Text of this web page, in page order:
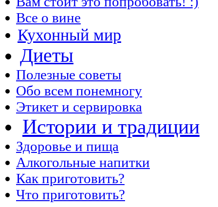
Все о вине
Кухонный мир
Диеты
Полезные советы
Обо всем понемногу
Этикет и сервировка
Истории и традиции
Здоровье и пища
Алкогольные напитки
Как приготовить?
Что приготовить?